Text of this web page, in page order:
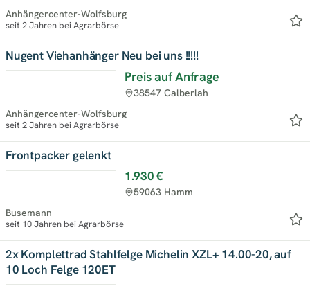
Anhängercenter-Wolfsburg
seit 2 Jahren bei Agrarbörse
Nugent Viehanhänger Neu bei uns !!!!!
Preis auf Anfrage
38547 Calberlah
Anhängercenter-Wolfsburg
seit 2 Jahren bei Agrarbörse
Frontpacker gelenkt
1.930 €
59063 Hamm
Busemann
seit 10 Jahren bei Agrarbörse
2x Komplettrad Stahlfelge Michelin XZL+ 14.00-20, auf
10 Loch Felge 120ET